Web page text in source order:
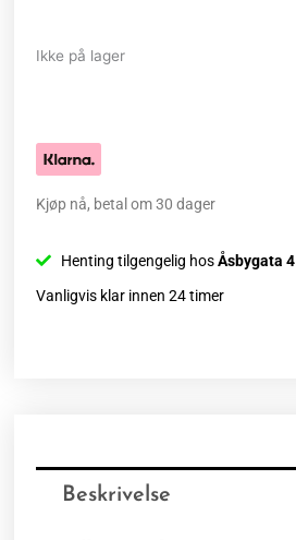
Ikke på lager
Kjøp nå, betal om 30 dager
Henting tilgengelig hosÅsbygata 4
Vanligvis klar innen 24 timer
Beskrivelse